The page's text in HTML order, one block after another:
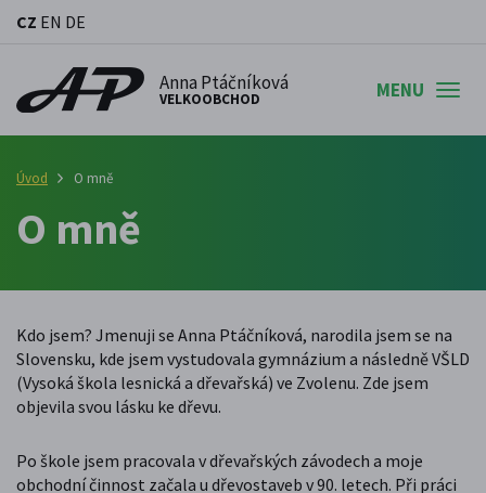
CZ EN DE
Anna Ptáčníková
VELKOOBCHOD MENU
Úvod O mně
O mně
Kdo jsem? Jmenuji se Anna Ptáčníková, narodila jsem se na
Slovensku, kde jsem vystudovala gymnázium a následně VŠLD
(Vysoká škola lesnická a dřevařská) ve Zvolenu. Zde jsem
objevila svou lásku ke dřevu.
Po škole jsem pracovala v dřevařských závodech a moje
obchodní činnost začala u dřevostaveb v 90. letech. Při práci